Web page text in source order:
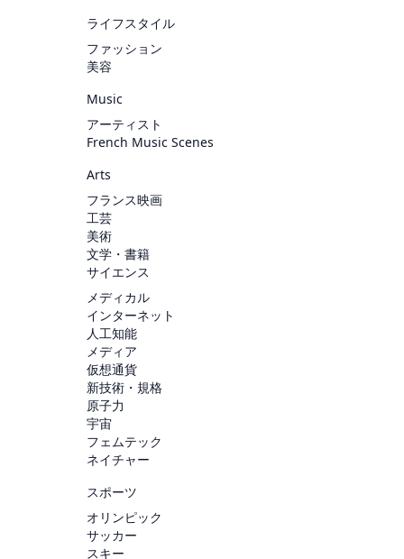
ライフスタイル
ファッション
美容
Music
アーティスト
French Music Scenes
Arts
フランス映画
工芸
美術
文学・書籍
サイエンス
メディカル
インターネット
人工知能
メディア
仮想通貨
新技術・規格
原子力
宇宙
フェムテック
ネイチャー
スポーツ
オリンピック
サッカー
スキー